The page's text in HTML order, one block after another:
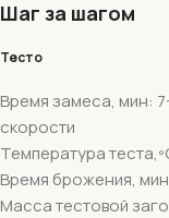
Шаг за шагом
Тесто
Время замеса, мин:
скорости
Температура
Время брожения,
Масса тестовой